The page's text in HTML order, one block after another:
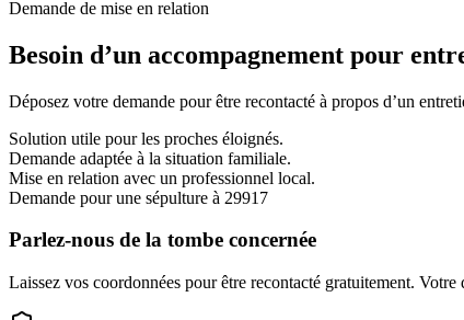
Demande de mise en relation
Besoin d’un accompagnement pour
Déposez votre demande pour être recontacté à propos d’un
Solution utile pour les proches éloignés.
Demande adaptée à la situation familiale.
Mise en relation avec un professionnel local.
Demande pour une sépulture à 29917
Parlez-nous de la tombe concernée
Laissez vos coordonnées pour être recontacté gratuitement.